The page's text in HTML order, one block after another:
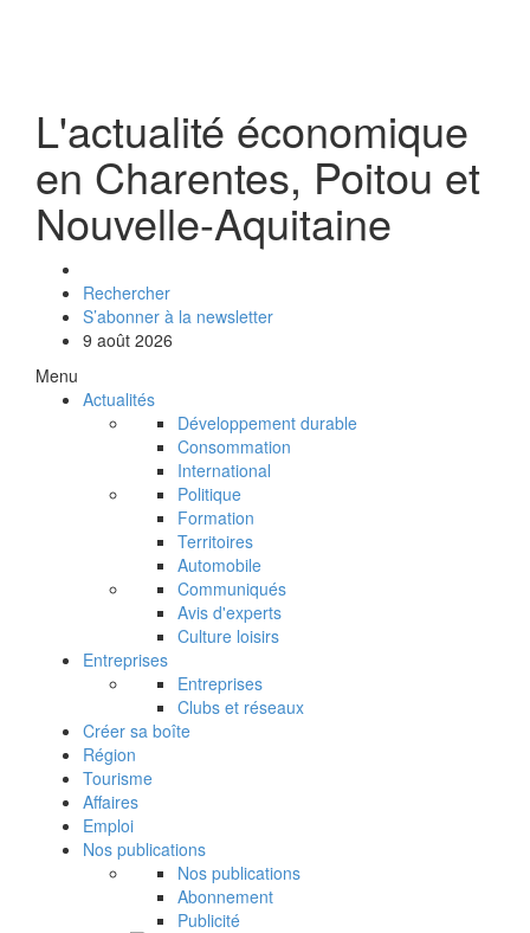
L'actualité économique
en Charentes, Poitou et
Nouvelle-Aquitaine
Rechercher
S’abonner à la newsletter
9 août 2026
Menu
Actualités
Développement durable
Consommation
International
Politique
Formation
Territoires
Automobile
Communiqués
Avis d'experts
Culture loisirs
Entreprises
Entreprises
Clubs et réseaux
Créer sa boîte
Région
Tourisme
Affaires
Emploi
Nos publications
Nos publications
Abonnement
Publicité